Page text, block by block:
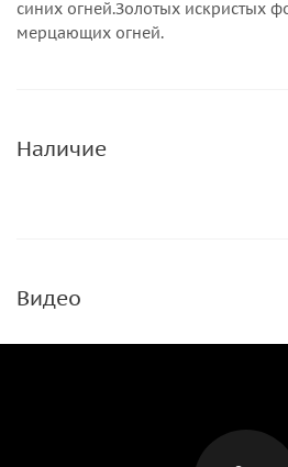
синих огней.Золотых искристых
мерцающих огней.
Наличие
Видео